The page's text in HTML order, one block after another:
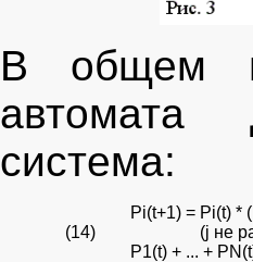
В общем
автомата
система:
(14)
Pi(t+1) = Pi(t) *
(j не
P1(t) + ... +